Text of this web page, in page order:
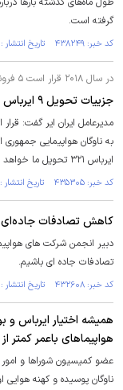
گرفته است.
کد خبر: ۴۳۸۲۴۹ تاریخ انتشار : ۱۳۹۶/۰۱/۲۲
در سال ۲۰۱۸ قرار است ۵ فروند ایرباس ۳۲۱ تحویل داده شود
جزییات تحویل ۹ ایرباس فوق‌پیشرفته به ناوگان هوایی کشور
ایرباس ۳۲۱ تحویل ما خواهد شد.
کد خبر: ۴۳۵۳۰۵ تاریخ انتشار : ۱۳۹۶/۰۱/۰۶
کاهش تصادفات جاده‌ای
دبیر انجمن شرکت های
تصادفات جاده ای باشیم.
کد خبر: ۴۳۲۶۰۸ تاریخ انتشار : ۱۳۹۵/۱۲/۲۱
همیشه اختیار ایرباس
هواپیماهای باعمر کمتر از 10 سال بخریم
عضو کمیسیون شوراها و
ناوگان پوسیده و کهنه